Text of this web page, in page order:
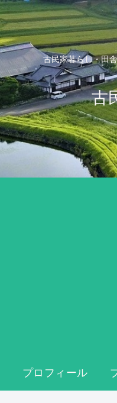
古民家暮らし・田
古
プロフィール